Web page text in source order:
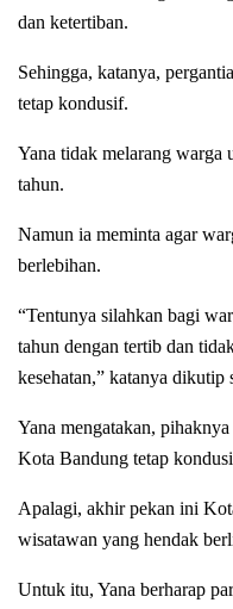
dan ketertiban.
Sehingga, katanya,
tetap kondusif.
Yana tidak melarang warga
tahun.
Namun ia meminta agar
berlebihan.
“Tentunya silahkan bagi
tahun dengan tertib dan
kesehatan,” katanya dikutip
Yana mengatakan,
Kota Bandung tetap
Apalagi, akhir pekan ini
wisatawan yang hendak
Untuk itu, Yana berharap